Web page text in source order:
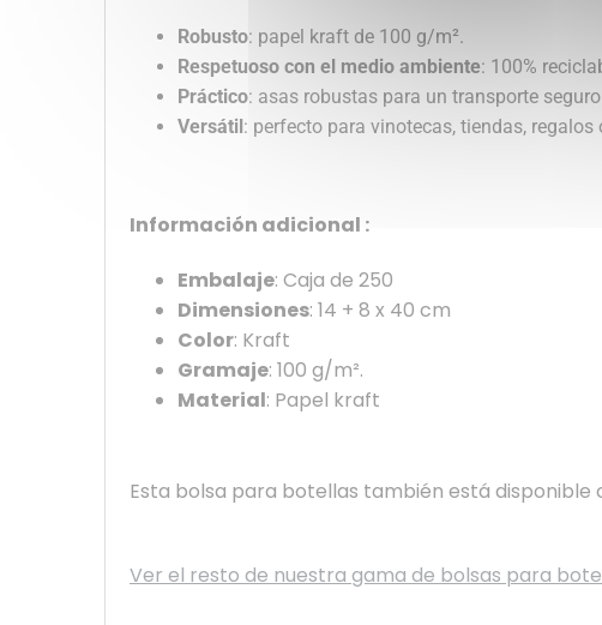
Robusto: papel kraft de 100 g/m².
Respetuoso con el medio ambiente: 100%
Práctico: asas robustas para un transporte
Versátil: perfecto para vinotecas, tiendas, regalos
Información adicional :
Embalaje: Caja de 250
Dimensiones: 14 + 8 x 40 cm
Color: Kraft
Gramaje: 100 g/m².
Material: Papel kraft
Esta bolsa para botellas también está disponible
Ver el resto de nuestra gama de bolsas para